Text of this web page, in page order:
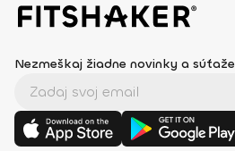
Nezmeškaj žiadne novinky a súťaže